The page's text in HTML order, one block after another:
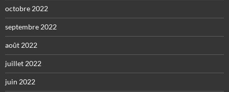
octobre 2022
septembre 2022
août 2022
juillet 2022
juin 2022